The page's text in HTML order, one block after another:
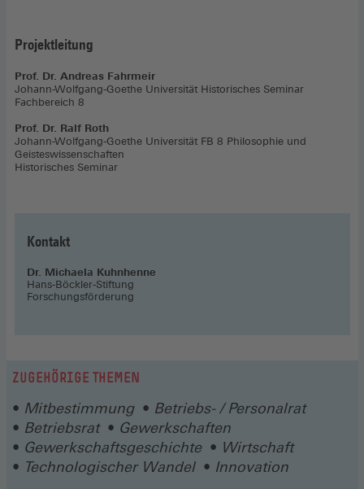
Projektleitung
Prof. Dr. Andreas Fahrmeir
Johann-Wolfgang-Goethe Universität Historisches Seminar
Fachbereich 8
Prof. Dr. Ralf Roth
Johann-Wolfgang-Goethe Universität FB 8 Philosophie und
Geisteswissenschaften
Historisches Seminar
Kontakt
Dr. Michaela Kuhnhenne
Hans-Böckler-Stiftung
Forschungsförderung
ZUGEHÖRIGE THEMEN
Mitbestimmung
Betriebs- / Personalrat
Betriebsrat
Gewerkschaften
Gewerkschaftsgeschichte
Wirtschaft
Technologischer Wandel
Innovation